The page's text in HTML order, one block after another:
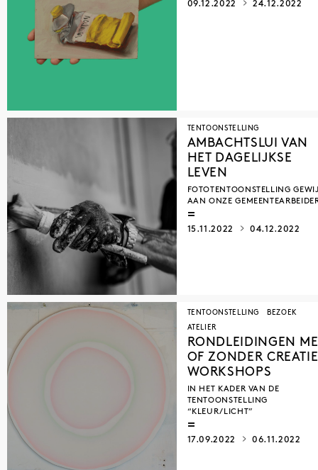
09.12.2022 24.12.2022
TENTOONSTELLING
AMBACHTSLUI VAN
HET DAGELIJKSE
LEVEN
FOTOTENTOONSTELLING
AAN ONZE
15.11.2022 04.12.2022
TENTOONSTELLING
BEZOEK
ATELIER
RONDLEIDINGEN
OF ZONDER
WORKSHOPS
IN HET KADER VAN DE
TENTOONSTELLING
“KLEUR/LICHT”
17.09.2022 06.11.2022